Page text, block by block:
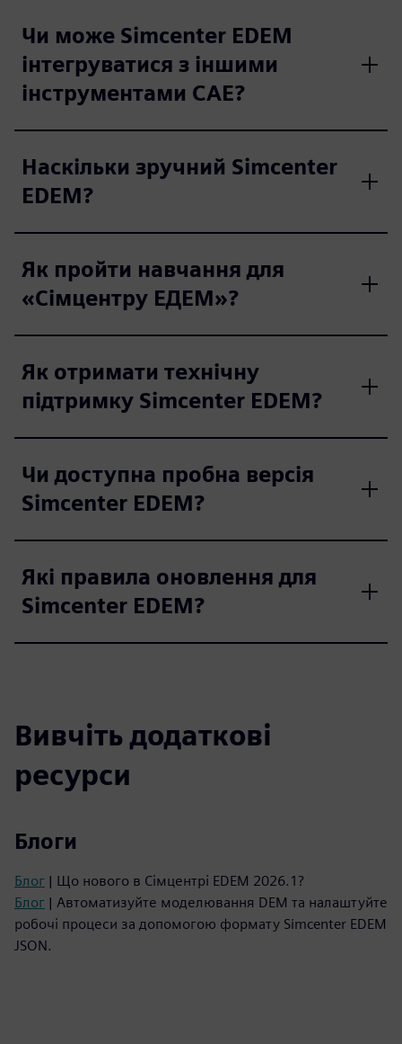
Чи може Simcenter EDEM
інтегруватися з іншими
інструментами CAE?
Наскільки зручний Simcenter
EDEM?
Як пройти навчання для
«Сімцентру ЕДЕМ»?
Як отримати технічну
підтримку Simcenter EDEM?
Чи доступна пробна версія
Simcenter EDEM?
Які правила оновлення для
Simcenter EDEM?
Вивчіть додаткові
ресурси
Блоги
Блог | Що нового в Сімцентрі EDEM 2026.1?
Блог | Автоматизуйте моделювання DEM та налаштуйте
робочі процеси за допомогою формату Simcenter EDEM
JSON.